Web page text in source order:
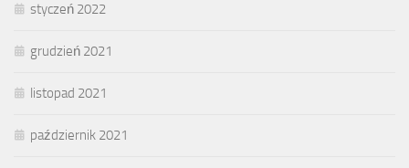
styczeń 2022
grudzień 2021
listopad 2021
październik 2021